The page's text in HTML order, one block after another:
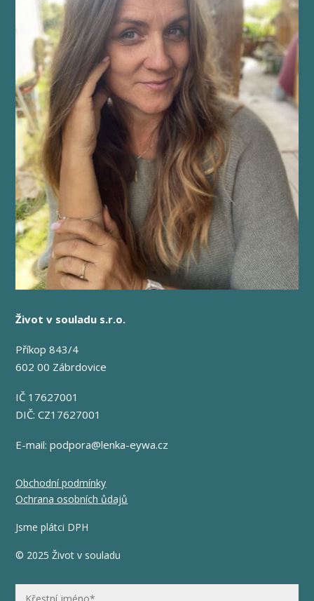
Život v souladu s.r.o.
Příkop 843/4
602 00 Zábrdovice
IČ 17627001
DIČ: CZ17627001
E-mail:podpora@lenka-eywa.cz
Obchodní podmínky
Ochrana osobních ůdajů
Jsme plátci DPH
© 2025 Život v souladu